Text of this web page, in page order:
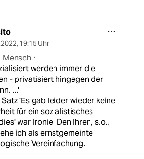
, 19:15 Uhr
Mensch.:
werden immer die
- privatisiert hingegen der
...'
Satz 'Es gab leider wieder keine
für ein sozialistisches
war Ironie. Den Ihren, s.o.,
ich als ernstgemeinte
Vereinfachung.